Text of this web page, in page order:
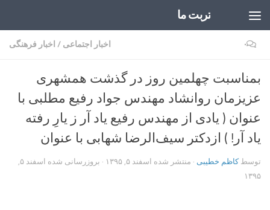
تربت ما
اخبار اجتماعی / اخبار فرهنگی ۰
بمناسبت چهلمین روز در گذشت همشهری
عزیزمان روانشاد مهندس جواد رفیع مطلبی با
عنوان ( یادی از مهندس رفیع یاد آر ز یارِ رفته
یاد آر! ) ازدکتر سیف‌الرضا شهابی با عنوان
توسطکاظم خطیبی · منتشر شده اسفند ۵, ۱۳۹۵ · بروزرسانی شده
اسفند ۵,
۱۳۹۵